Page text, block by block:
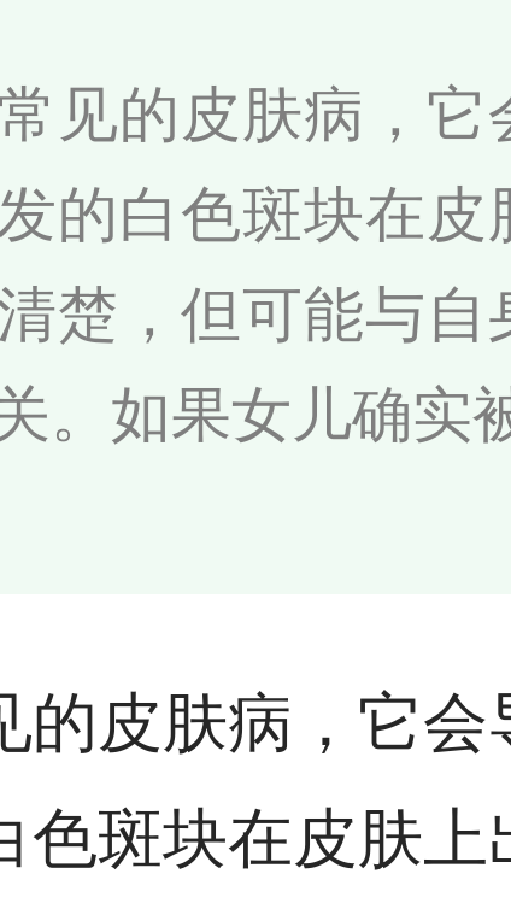
见的皮肤病，它
的白色斑块在皮
楚，但可能与自
。如果女儿确实
的皮肤病，它会
色斑块在皮肤上